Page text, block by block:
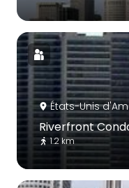
États-Unis
Riverfront
1.2 km